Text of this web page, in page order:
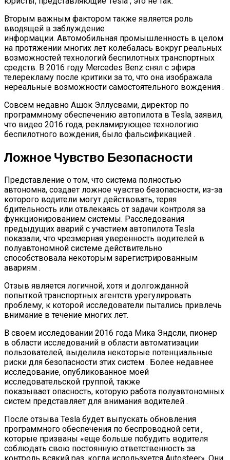
Любитель Приключенческого Туризма
Нашел В Америке Алмаз Весом 7.46
Карата
Вторым важным фактором также является роль
вводящей в заблуждение
информации. Автомобильная промышленность в целом
на протяжении многих лет колебалась вокруг реальных
возможностей технологий беспилотных транспортных
средств. В 2016 году Mercedes Benz снял с эфира
телерекламу после критики за то, что она изображала
нереальные возможности самостоятельного вождения .
Совсем недавно Ашок Эллусвами, директор по
программному обеспечению автопилота в Tesla, заявил,
что видео 2016 года, рекламирующее технологию
беспилотного вождения, было фальсификацией .
Ложное Чувство Безопасности
Представление о том, что система полностью
автономна, создает ложное чувство безопасности, из-за
которого водители могут действовать, теряя
бдительность или отвлекаясь от задачи контроля за
функционированием системы. Расследования
предыдущих аварий с участием автопилота Tesla
показали, что чрезмерная уверенность водителей в
полуавтономной системе действительно
способствовала некоторым зарегистрированным
авариям .
Отзыв является логичной, хотя и долгожданной
попыткой транспортных агентств урегулировать
проблему, к которой исследователи пытались привлечь
внимание в течение многих лет.
В своем исследовании 2016 года Мика Эндсли, пионер
в области исследований в области автоматизации
пользователей, выделила некоторые потенциальные
риски для безопасности этих систем . Более недавнее
исследование, опубликованное моей
исследовательской группой, также
показывает опасность, которую работа полуавтономных
систем представляет для внимания водителей .
После отзыва Tesla будет выпускать обновления
программного обеспечения по беспроводной сети ,
которые призваны «еще больше побудить водителя
соблюдать свою постоянную ответственность за